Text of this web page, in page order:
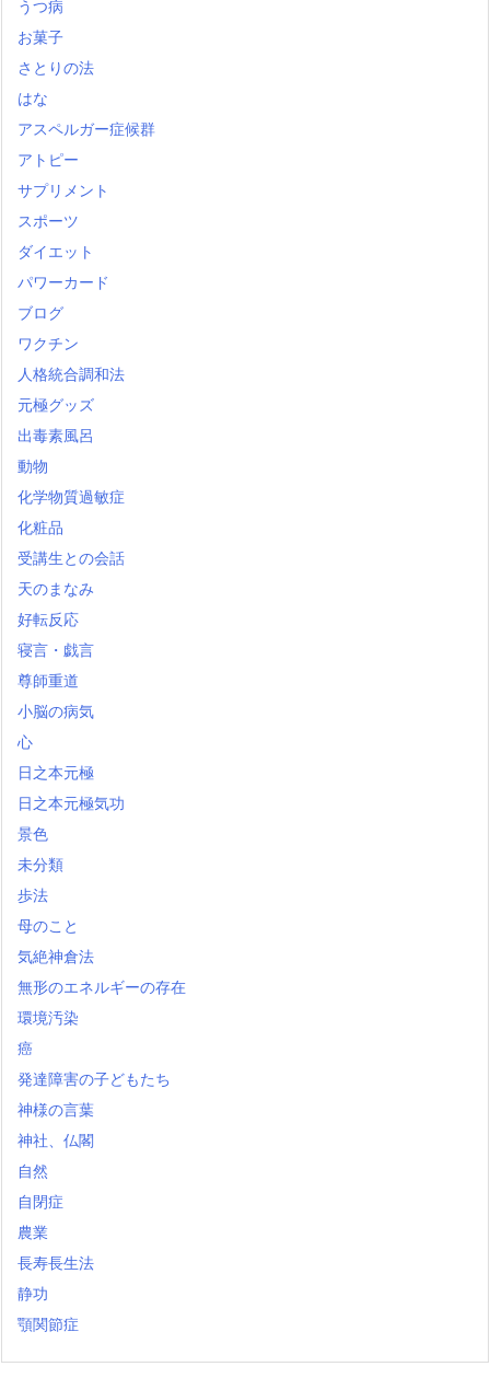
うつ病
お菓子
さとりの法
はな
アスペルガー症候群
アトピー
サプリメント
スポーツ
ダイエット
パワーカード
ブログ
ワクチン
人格統合調和法
元極グッズ
出毒素風呂
動物
化学物質過敏症
化粧品
受講生との会話
天のまなみ
好転反応
寝言・戯言
尊師重道
小脳の病気
心
日之本元極
日之本元極気功
景色
未分類
歩法
母のこと
気絶神倉法
無形のエネルギーの存在
環境汚染
癌
発達障害の子どもたち
神様の言葉
神社、仏閣
自然
自閉症
農業
長寿長生法
静功
顎関節症